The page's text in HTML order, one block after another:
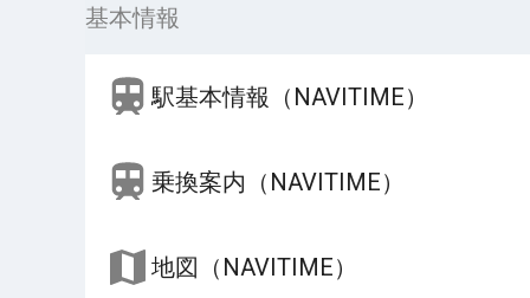
基本情報
駅基本情報（NAVITIME）
乗換案内（NAVITIME）
地図（NAVITIME）